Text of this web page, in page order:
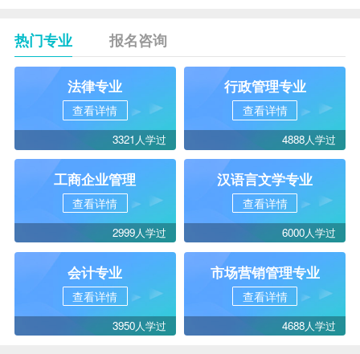
热门专业 报名咨询
法律专业
查看详情
3321人学过
行政管理专业
查看详情
4888人学过
工商企业管理
查看详情
2999人学过
汉语言文学专业
查看详情
6000人学过
会计专业
查看详情
3950人学过
市场营销管理专业
查看详情
4688人学过